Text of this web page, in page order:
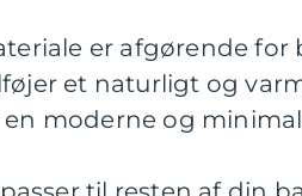
er afgørende for
et naturligt og
moderne og